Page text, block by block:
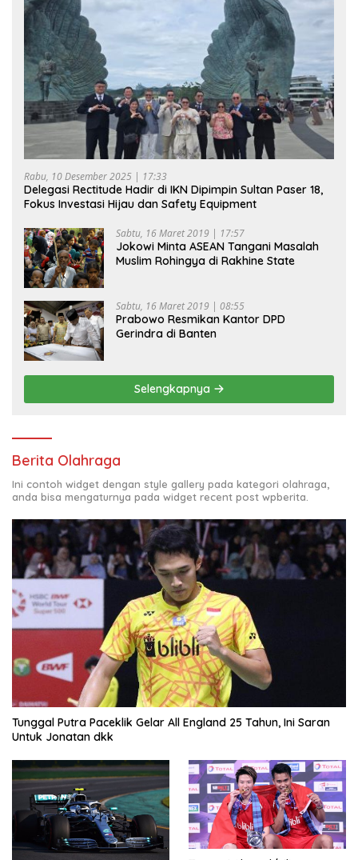
Rabu, 10 Desember 2025 | 17:33
Delegasi Rectitude Hadir di IKN Dipimpin Sultan Paser 18,
Fokus Investasi Hijau dan Safety Equipment
Sabtu, 16 Maret 2019 | 17:57
Jokowi Minta ASEAN Tangani Masalah
Muslim Rohingya di Rakhine State
Sabtu, 16 Maret 2019 | 08:55
Prabowo Resmikan Kantor DPD
Gerindra di Banten
Selengkapnya
Berita Olahraga
Ini contoh widget dengan style gallery pada kategori olahraga,
anda bisa mengaturnya pada widget recent post wpberita.
Tunggal Putra Paceklik Gelar All England 25 Tahun, Ini Saran
Untuk Jonatan dkk